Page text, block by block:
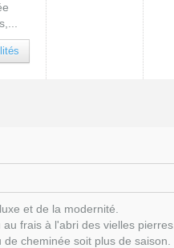
et de la modernité.
frais à l'abri des vielles pierres.
cheminée soit plus de saison.